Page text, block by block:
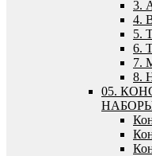
3.
4.
5.
6.
7.
8.
05.